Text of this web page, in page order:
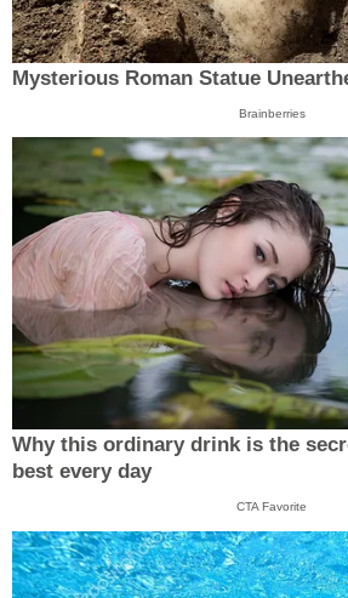
Mysterious Roman Statue
Brainberries
Why this ordinary drink is the
best every day
CTA Favorite